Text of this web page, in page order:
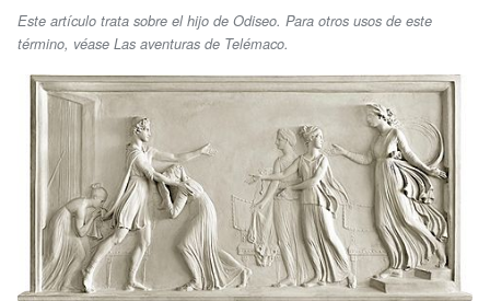
Este artículo trata sobre el hijo de Odiseo. Para otros usos de este
término, véase Las aventuras de Telémaco.